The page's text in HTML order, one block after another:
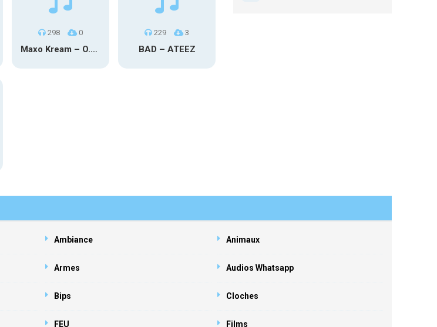
298 0
Maxo Kream – O.Y.N
229 3
BAD – ATEEZ
Ambiance Animaux
Armes Audios Whatsapp
Bips Cloches
FEU Films